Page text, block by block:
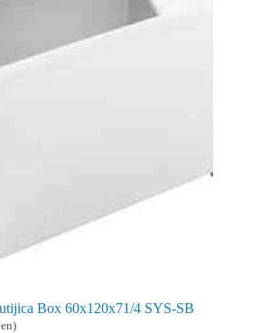
Box 60x120x71/4 SYS-SB